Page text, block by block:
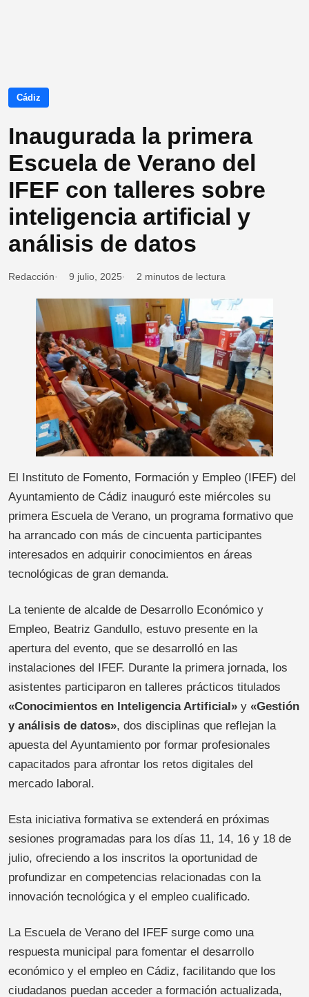
Cádiz
Inaugurada la primera
Escuela de Verano del
IFEF con talleres sobre
inteligencia artificial y
análisis de datos
Redacción 9 julio, 2025 2 minutos de lectura
El Instituto de Fomento, Formación y Empleo (IFEF) del
Ayuntamiento de Cádiz inauguró este miércoles su
primera Escuela de Verano, un programa formativo que
ha arrancado con más de cincuenta participantes
interesados en adquirir conocimientos en áreas
tecnológicas de gran demanda.
La teniente de alcalde de Desarrollo Económico y
Empleo, Beatriz Gandullo, estuvo presente en la
apertura del evento, que se desarrolló en las
instalaciones del IFEF. Durante la primera jornada, los
asistentes participaron en talleres prácticos titulados
«Conocimientos en Inteligencia Artificial» y «Gestión
y análisis de datos», dos disciplinas que reflejan la
apuesta del Ayuntamiento por formar profesionales
capacitados para afrontar los retos digitales del
mercado laboral.
Esta iniciativa formativa se extenderá en próximas
sesiones programadas para los días 11, 14, 16 y 18 de
julio, ofreciendo a los inscritos la oportunidad de
profundizar en competencias relacionadas con la
innovación tecnológica y el empleo cualificado.
La Escuela de Verano del IFEF surge como una
respuesta municipal para fomentar el desarrollo
económico y el empleo en Cádiz, facilitando que los
ciudadanos puedan acceder a formación actualizada,